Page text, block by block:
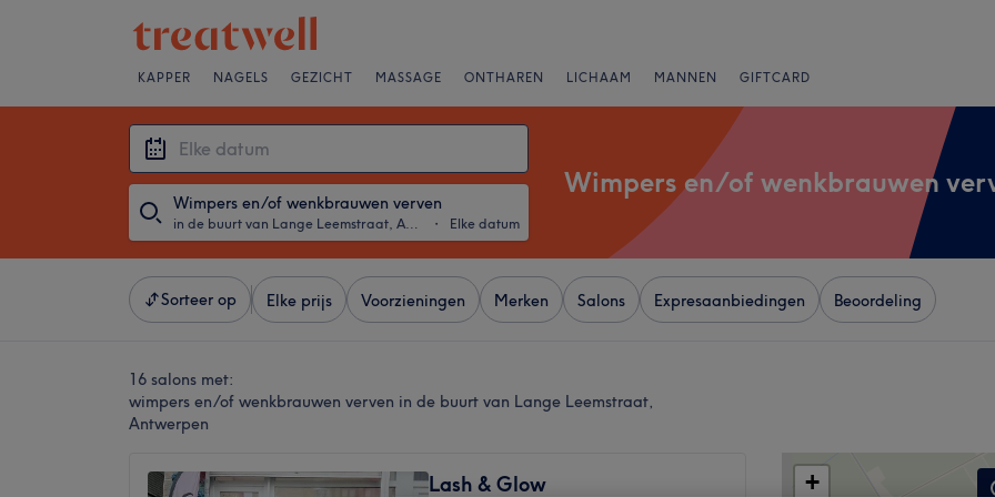
KAPPER NAGELS GEZICHT MASSAGE ONTHAREN LICHAAM MANNEN GIFTCARD
Wimpers en/of wenkbrauwen verven
in de buurt van Lange Leemstraat, Antwerpen ・ Elke datum
Wimpers en/of wenkbrauwen
Sorteer op Elke prijs Voorzieningen Merken Salons Expresaanbiedingen Beoordeling
16 salons met:
wimpers en/of wenkbrauwen verven in de buurt van Lange Leemstraat,
Antwerpen
Lash & Glow
+